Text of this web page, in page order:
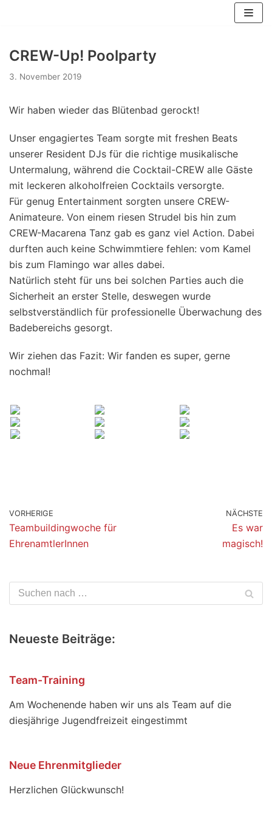
CREW-Up! Poolparty
3. November 2019
Wir haben wieder das Blütenbad gerockt!
Unser engagiertes Team sorgte mit freshen Beats
unserer Resident DJs für die richtige musikalische
Untermalung, während die Cocktail-CREW alle Gäste
mit leckeren alkoholfreien Cocktails versorgte.
Für genug Entertainment sorgten unsere CREW-
Animateure. Von einem riesen Strudel bis hin zum
CREW-Macarena Tanz gab es ganz viel Action. Dabei
durften auch keine Schwimmtiere fehlen: vom Kamel
bis zum Flamingo war alles dabei.
Natürlich steht für uns bei solchen Parties auch die
Sicherheit an erster Stelle, deswegen wurde
selbstverständlich für professionelle Überwachung des
Badebereichs gesorgt.
Wir ziehen das Fazit: Wir fanden es super, gerne
nochmal!
VORHERIGE
Teambuildingwoche für
EhrenamtlerInnen
NÄCHSTE
Es war
magisch!
Neueste Beiträge:
Team-Training
Am Wochenende haben wir uns als Team auf die
diesjährige Jugendfreizeit eingestimmt
Neue Ehrenmitglieder
Herzlichen Glückwunsch!